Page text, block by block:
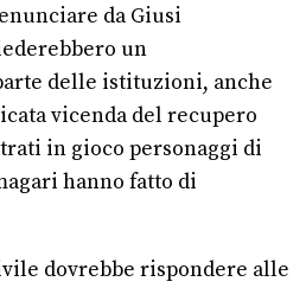
da Giusi
un
delle istituzioni, anche
vicenda del recupero
in gioco personaggi di
hanno fatto di
dovrebbe rispondere alle